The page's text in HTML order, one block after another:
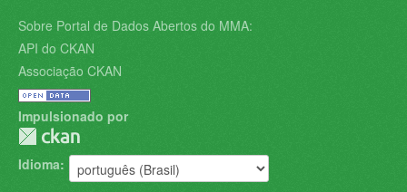
Sobre Portal de Dados Abertos do MMA:
API do CKAN
Associação CKAN
Impulsionado por
Idioma